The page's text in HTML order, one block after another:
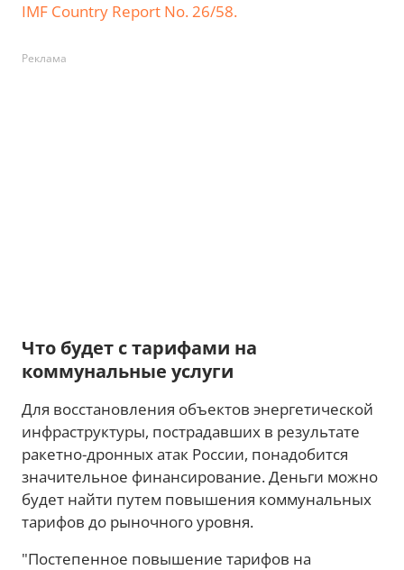
IMF Country Report No. 26/58.
Реклама
Что будет с тарифами на
коммунальные услуги
Для восстановления объектов энергетической
инфраструктуры, пострадавших в результате
ракетно-дронных атак России, понадобится
значительное финансирование. Деньги можно
будет найти путем повышения коммунальных
тарифов до рыночного уровня.
"Постепенное повышение тарифов на